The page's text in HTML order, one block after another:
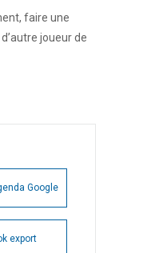
faire une
joueur de
Google
export